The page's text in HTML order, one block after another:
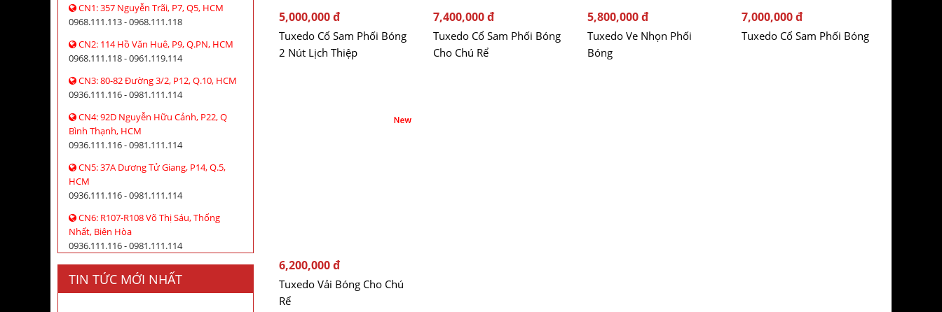
5,000,000 đ
Tuxedo Cổ Sam Phối Bóng
2 Nút Lịch Thiệp
7,400,000 đ
Tuxedo Cổ Sam Phối Bóng
Cho Chú Rể
5,800,000 đ
Tuxedo Ve Nhọn Phối
Bóng
7,000,000 đ
Tuxedo Cổ Sam Phối Bóng
6,200,000 đ
Tuxedo Vải Bóng Cho Chú
Rể
CN1: 357 Nguyễn Trãi, P7, Q5, HCM
0968.111.113 - 0968.111.118
CN2: 114 Hồ Văn Huê, P9, Q.PN, HCM
0968.111.118 - 0961.119.114
CN3: 80-82 Đường 3/2, P12, Q.10, HCM
0936.111.116 - 0981.111.114
CN4: 92D Nguyễn Hữu Cảnh, P22, Q
Bình Thạnh, HCM
0936.111.116 - 0981.111.114
CN5: 37A Dương Tử Giang, P14, Q.5,
HCM
0936.111.116 - 0981.111.114
CN6: R107-R108 Võ Thị Sáu, Thống
Nhất, Biên Hòa
0936.111.116 - 0981.111.114
TIN TỨC MỚI NHẤT